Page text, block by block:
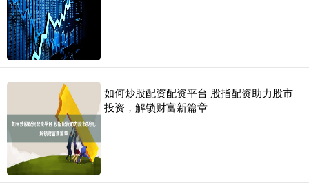
如何炒股配资配资平台 股指配资助力股市
投资，解锁财富新篇章